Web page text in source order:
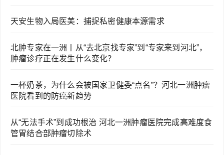
天安生物入局医美：捕捉私密健康本源需求
北肿专家在一洲丨从“去北京找专家”到“专家来到河北”，
肿瘤诊疗正在发生什么变化？
一杯奶茶，为什么会被国家卫健委“点名”？河北一洲肿瘤
医院看到的防癌新趋势
从“无法手术”到成功根治 河北一洲肿瘤医院完成高难度食
管胃结合部肿瘤切除术